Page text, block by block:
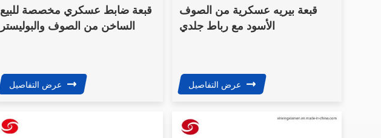
قبعة ضابط عسكري مخصصة للبيع
الساخن من الصوف والبوليستر
عرض التفاصيل
قبعة بيريه عسكرية من الصوف
الأسود مع رباط جلدي
عرض التفاصيل